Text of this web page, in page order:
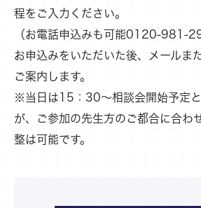
程をご入力ください。
（お電話申込みも可能0120-981-
お申込みをいただいた後、メールま
ご案内します。
※当日は15：30～相談会開始予定
が、ご参加の先生方のご都合に合わ
整は可能です。